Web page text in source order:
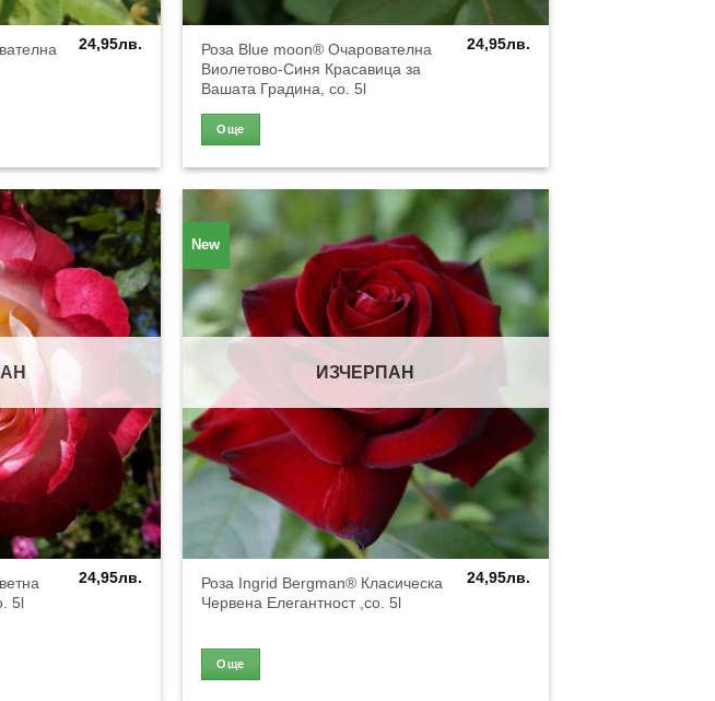
24,95лв.
Роза Blue moon® Очарователна
Виолетово-Синя Красавица за
Вашата Градина, co. 5l
24,95лв.
Още
5l
24,95лв.
New
ИЗЧЕРПАН
Роза Ingrid Bergman® Класическа
Червена Елегантност ,co. 5l
24,95лв.
Още